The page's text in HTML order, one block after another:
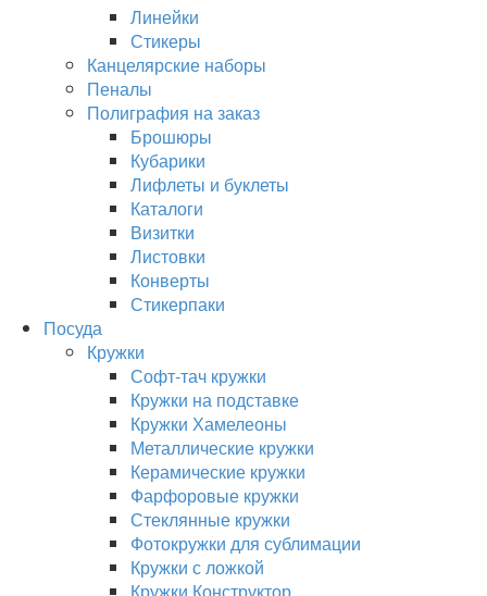
Линейки
Стикеры
Канцелярские наборы
Пеналы
Полиграфия на заказ
Брошюры
Кубарики
Лифлеты и буклеты
Каталоги
Визитки
Листовки
Конверты
Стикерпаки
Посуда
Кружки
Софт-тач кружки
Кружки на подставке
Кружки Хамелеоны
Металлические кружки
Керамические кружки
Фарфоровые кружки
Стеклянные кружки
Фотокружки для сублимации
Кружки с ложкой